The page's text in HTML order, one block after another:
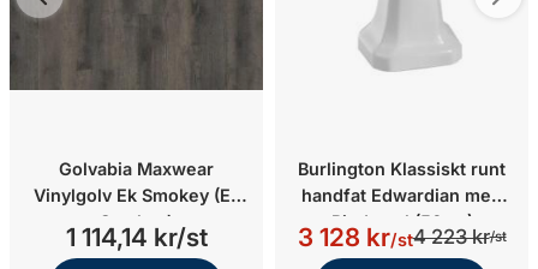
Golvabia Maxwear
Vinylgolv Ek Smokey (Ek
Smokey)
1 114,14 kr/st
Burlington Klassiskt runt
handfat Edwardian med
Piedestal (56cm)
3 128 kr/st4 223 kr/st